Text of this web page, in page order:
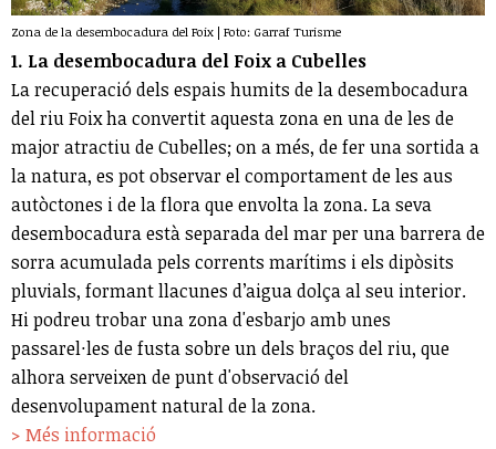
Zona de la desembocadura del Foix | Foto: Garraf Turisme
1. La desembocadura del Foix a Cubelles
La recuperació dels espais humits de la desembocadura
del riu Foix ha convertit aquesta zona en una de les de
major atractiu de Cubelles; on a més, de fer una sortida a
la natura, es pot observar el comportament de les aus
autòctones i de la flora que envolta la zona. La seva
desembocadura està separada del mar per una barrera de
sorra acumulada pels corrents marítims i els dipòsits
pluvials, formant llacunes d’aigua dolça al seu interior.
Hi podreu trobar una zona d'esbarjo amb unes
passarel·les de fusta sobre un dels braços del riu, que
alhora serveixen de punt d'observació del
desenvolupament natural de la zona.
> Més informació